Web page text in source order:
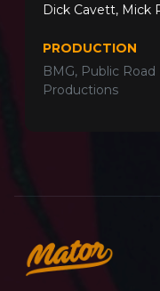
Dick Cavett, Mick
PRODUCTION
BMG, Public
Productions